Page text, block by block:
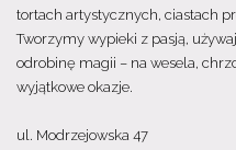
tortach artystycznych, ciastach
Tworzymy wypieki z pasją,
odrobinę magii – na wesela,
wyjątkowe okazje.
ul. Modrzejowska 47